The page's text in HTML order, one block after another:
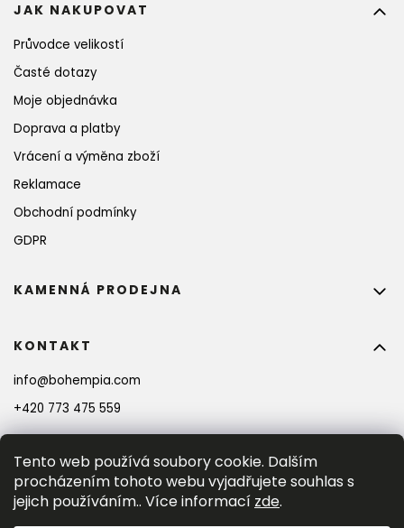
Tento web používá soubory cookie. Dalším
procházením tohoto webu vyjadřujete souhlas s
jejich používáním.. Více informací zde.
JAK NAKUPOVAT
Průvodce velikostí
Časté dotazy
Moje objednávka
Doprava a platby
Vrácení a výměna zboží
Reklamace
Obchodní podmínky
GDPR
KONTAKT
info@bohempia.com
+420 773 475 559
KAMENNÁ PRODEJNA